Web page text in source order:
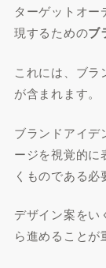
ターゲットオ
現するためのブ
これには、ブ
が含まれます。
ブランドアイデ
ージを視覚的に
くものである必
デザイン案をい
ら進めることが